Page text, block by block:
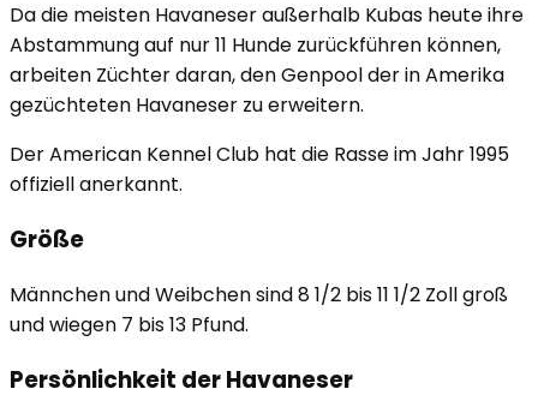
Da die meisten Havaneser außerhalb Kubas heute ihre
Abstammung auf nur 11 Hunde zurückführen können,
arbeiten Züchter daran, den Genpool der in Amerika
gezüchteten Havaneser zu erweitern.
Der American Kennel Club hat die Rasse im Jahr 1995
offiziell anerkannt.
Größe
Männchen und Weibchen sind 8 1/2 bis 11 1/2 Zoll groß
und wiegen 7 bis 13 Pfund.
Persönlichkeit der Havaneser